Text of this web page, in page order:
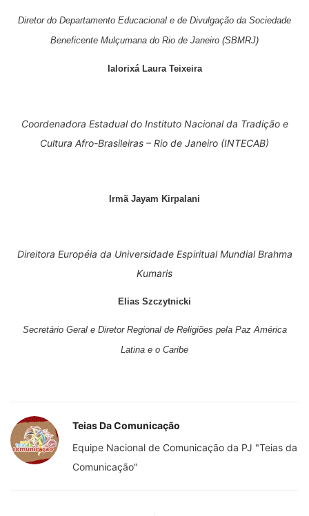
Diretor do Departamento Educacional e de Divulgação da Sociedade
Beneficente Mulçumana do Rio de Janeiro (SBMRJ)
Ialorixá Laura Teixeira
Coordenadora Estadual do Instituto Nacionalda Tradição e
Cultura Afro-Brasileiras – Rio de Janeiro (INTECAB)
Irmã Jayam Kirpalani
Direitora Européia da Universidade Espiritual MundialBrahma
Kumaris
Elias Szczytnicki
Secretário Geral e Diretor Regional de Religiões pela Paz América
Latina e o Caribe
Teias Da Comunicação
Equipe Nacional de Comunicação da PJ "Teias da
Comunicação"